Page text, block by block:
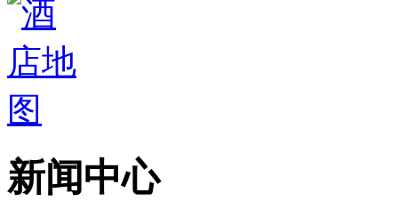
新闻中心